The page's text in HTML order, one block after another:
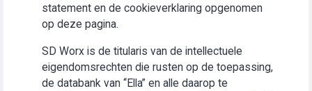
statement en de cookieverklaring opgenomen
op deze pagina.
SD Worx is de titularis van de intellectuele
eigendomsrechten die rusten op de toepassing,
de databank van “Ella” en alle daarop te